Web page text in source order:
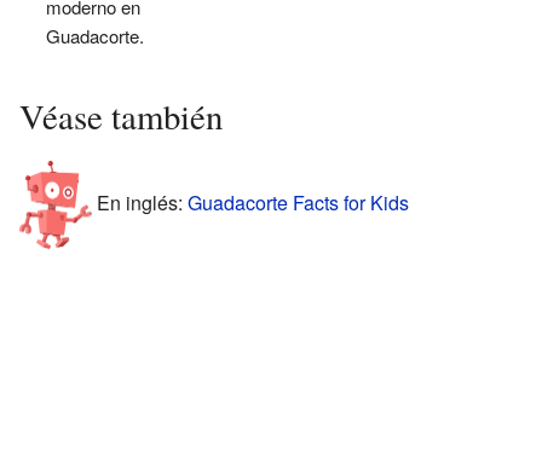
moderno en
Guadacorte.
Véase también
En inglés: Guadacorte Facts for Kids